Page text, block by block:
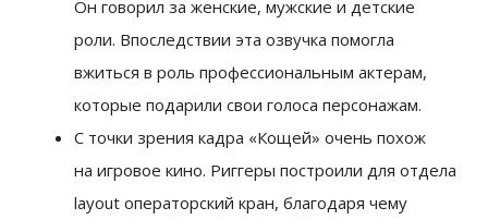
Он говорил за женские, мужские и детские
роли. Впоследствии эта озвучка помогла
вжиться в роль профессиональным актерам,
которые подарили свои голоса персонажам.
С точки зрения кадра «Кощей» очень похож
на игровое кино. Риггеры построили для отдела
layout операторский кран, благодаря чему